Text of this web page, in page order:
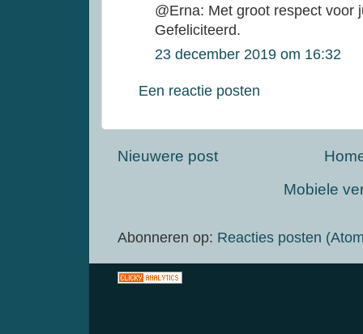
@Erna: Met groot respect voor
Gefeliciteerd.
23 december 2019 om 16:32
Een reactie posten
Nieuwere post
Mobiele
Abonneren op: Reacties posten